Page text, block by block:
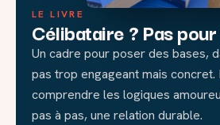
LE LIVRE
Célibataire ? Pas
Un cadre pour poser des bases,
pas trop engageant mais
comprendre les logiques
pas à pas, une relation durable.